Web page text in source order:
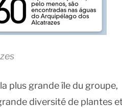
plus grande île du groupe,
diversité de plantes